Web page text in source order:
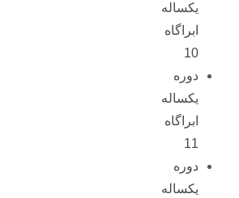
یکساله
ابراگاه
10
دوره
یکساله
ابراگاه
11
دوره
یکساله